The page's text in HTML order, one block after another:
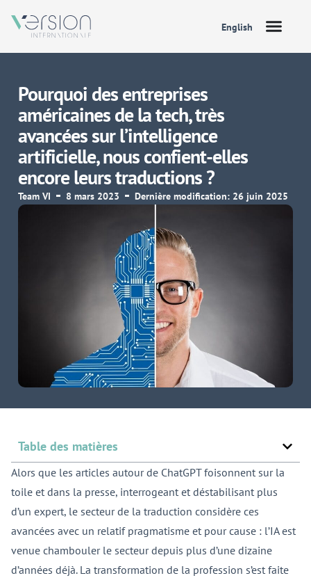
English
Pourquoi des entreprises
américaines de la tech, très
avancées sur l’intelligence
artificielle, nous confient-elles
encore leurs traductions ?
Team VI 8 mars 2023 Dernière modification: 26 juin 2025
Table des matières
Alors que les articles autour de ChatGPT foisonnent sur la
toile et dans la presse, interrogeant et déstabilisant plus
d’un expert, le secteur de la traduction considère ces
avancées avec un relatif pragmatisme et pour cause : l’IA est
venue chambouler le secteur depuis plus d’une dizaine
d’années déjà. La transformation de la profession s’est faite